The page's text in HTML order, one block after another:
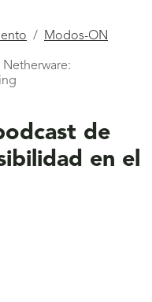
Modos-ON
de
en el